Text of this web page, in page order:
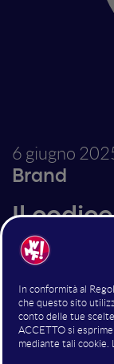
6 giugno
Brand
Il
potere
Il vero valore
mercato, ma